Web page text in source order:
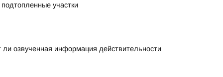
участки
озвученная информация действительности